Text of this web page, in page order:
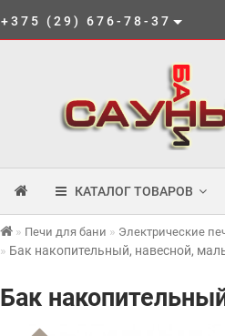
+375 (29) 676-78-37
КАТАЛОГ ТОВАРОВ
Печи для бани Электрические
Бак накопительный, навесной,
Бак